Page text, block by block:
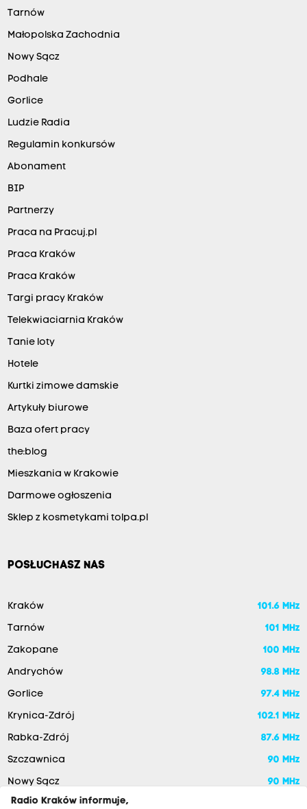
Tarnów
Małopolska Zachodnia
Nowy Sącz
Podhale
Gorlice
Ludzie Radia
Regulamin konkursów
Abonament
BIP
Partnerzy
Praca na Pracuj.pl
Praca Kraków
Praca Kraków
Targi pracy Kraków
Telekwiaciarnia Kraków
Tanie loty
Hotele
Kurtki zimowe damskie
Artykuły biurowe
Baza ofert pracy
the:blog
Mieszkania w Krakowie
Darmowe ogłoszenia
Sklep z kosmetykami tolpa.pl
POSŁUCHASZ NAS
Kraków 101.6 MHz
Tarnów 101 MHz
Zakopane 100 MHz
Andrychów 98.8 MHz
Gorlice 97.4 MHz
Krynica-Zdrój 102.1 MHz
Rabka-Zdrój 87.6 MHz
Szczawnica 90 MHz
Nowy Sącz
90 MHz
Radio Kraków informuje,